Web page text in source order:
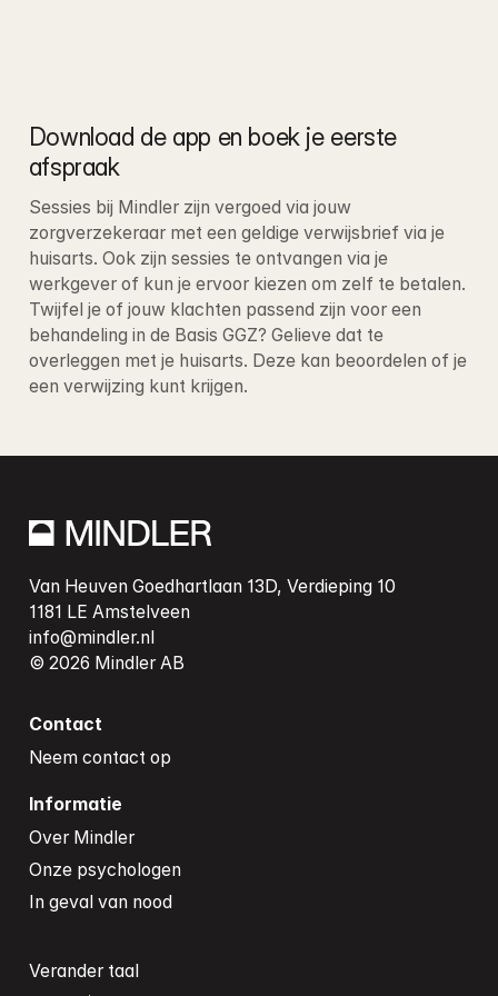
Download de app en boek je eerste
afspraak
Sessies bij Mindler zijn vergoed via jouw
zorgverzekeraar met een geldige verwijsbrief via je
huisarts. Ook zijn sessies te ontvangen via je
werkgever of kun je ervoor kiezen om zelf te betalen.
Twijfel je of jouw klachten passend zijn voor een
behandeling in de Basis GGZ? Gelieve dat te
overleggen met je huisarts. Deze kan beoordelen of je
een verwijzing kunt krijgen.
Van Heuven Goedhartlaan 13D, Verdieping 10
1181 LE Amstelveen
info@mindler.nl
Contact
Neem contact op
Informatie
Over Mindler
Onze psychologen
In geval van nood
Verander taal